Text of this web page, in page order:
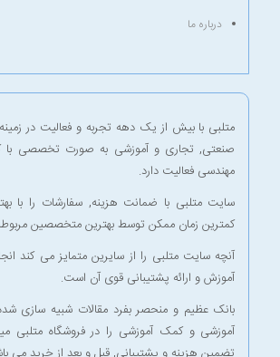
درباره ما
متلبی با بیش از یک دهه تجربه و فعالیت در
صنعتی, تجاری و آموزشی به صورت تخصصی با
مهندسی فعالیت دارد.
سایت متلبی با ضمانت هزینه, سفارشات را با
کمترین زمان ممکن توسط بهترین متخصصین
آنچه سایت متلبی را از سایرین متمایز می کند
آموزش و ارائه پشتیبانی قوی آن است.
بانک عظیم و منحصر بفرد مقالات شبیه سازی
آموزشی و کمک آموزشی را درفروشگاه متلبی